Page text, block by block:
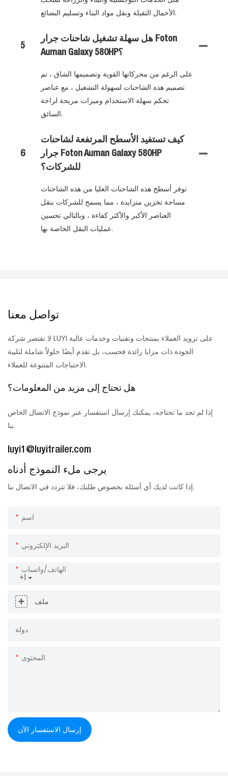
الأحمال الثقيلة ونقل مواد البناء وتسليم البضائع.
5
هل سهلة تشغيل شاحنات جرار Foton
Auman Galaxy 580HP؟
على الرغم من محركاتها القوية وتصميمها الشاق ، تم
تصميم هذه الشاحنات لسهولة التشغيل ، مع عناصر
تحكم سهلة الاستخدام وميزات مريحة لراحة
السائق.
6
كيف تستفيد الأسطح المرتفعة لشاحنات
جرار Foton Auman Galaxy 580HP
للشركات؟
توفر أسطح هذه الشاحنات العليا من هذه الشاحنات
مساحة تخزين متزايدة ، مما يسمح للشركات بنقل
العناصر الأكبر والأكثر كفاءة ، وبالتالي تحسين
عمليات النقل الخاصة بها.
تواصل معنا
لا تقتصر شركة LUYI على تزويد العملاء بمنتجات وتقنيات وخدمات عالية
الجودة ذات مزايا رائدة فحسب، بل تقدم أيضًا حلولاً شاملة لتلبية
الاحتياجات المتنوعة للعملاء.
هل تحتاج إلى مزيد من المعلومات؟
إذا لم تجد ما تحتاجه، يمكنك إرسال استفسار عبر نموذج الاتصال الخاص
بنا.
luyi1@luyitrailer.com
يرجى ملء النموذج أدناه
إذا كانت لديك أي أسئلة بخصوص طلبك، فلا تتردد في الاتصال بنا.
اسم
البريد الإلكتروني
+1
الهاتف/واتساب
ملف
دولة
المحتوى
إرسال الاستفسار الآن